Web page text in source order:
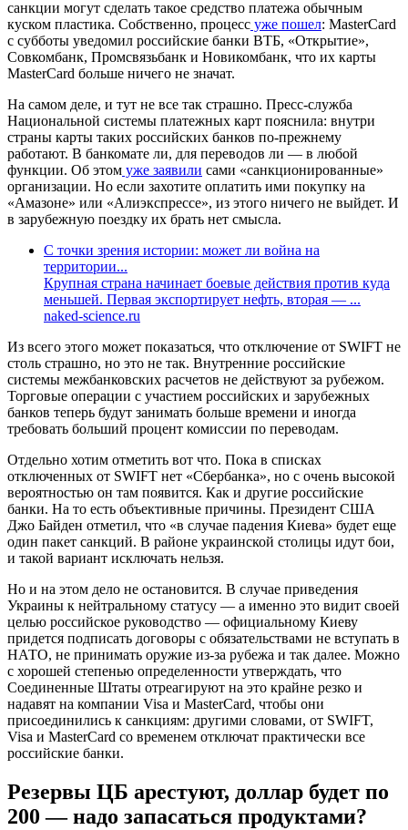
санкции могут сделать такое средство платежа обычным
куском пластика. Собственно, процесс уже пошел: MasterCard
с субботы уведомил российские банки ВТБ, «Открытие»,
Совкомбанк, Промсвязьбанк и Новикомбанк, что их карты
MasterCard больше ничего не значат.
На самом деле, и тут не все так страшно. Пресс-служба
Национальной системы платежных карт пояснила: внутри
страны карты таких российских банков по-прежнему
работают. В банкомате ли, для переводов ли — в любой
функции. Об этом уже заявили сами «санкционированные»
организации. Но если захотите оплатить ими покупку на
«Амазоне» или «Алиэкспрессе», из этого ничего не выйдет. И
в зарубежную поездку их брать нет смысла.
С точки зрения истории: может ли война на
территории...
Крупная страна начинает боевые действия против куда
меньшей. Первая экспортирует нефть, вторая — ...
naked-science.ru
Из всего этого может показаться, что отключение от SWIFT не
столь страшно, но это не так. Внутренние российские
системы межбанковских расчетов не действуют за рубежом.
Торговые операции с участием российских и зарубежных
банков теперь будут занимать больше времени и иногда
требовать больший процент комиссии по переводам.
Отдельно хотим отметить вот что. Пока в списках
отключенных от SWIFT нет «Сбербанка», но с очень высокой
вероятностью он там появится. Как и другие российские
банки. На то есть объективные причины. Президент США
Джо Байден отметил, что «в случае падения Киева» будет еще
один пакет санкций. В районе украинской столицы идут бои,
и такой вариант исключать нельзя.
Но и на этом дело не остановится. В случае приведения
Украины к нейтральному статусу — а именно это видит своей
целью российское руководство — официальному Киеву
придется подписать договоры с обязательствами не вступать в
НАТО, не принимать оружие из-за рубежа и так далее. Можно
с хорошей степенью определенности утверждать, что
Соединенные Штаты отреагируют на это крайне резко и
надавят на компании Visa и MasterСard, чтобы они
присоединились к санкциям: другими словами, от SWIFT,
Visa и MasterCard со временем отключат практически все
российские банки.
Резервы ЦБ арестуют, доллар будет по
200 — надо запасаться продуктами?